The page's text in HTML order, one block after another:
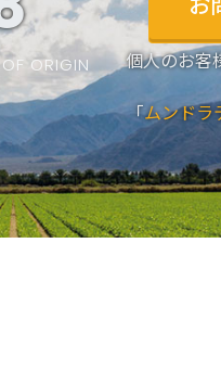
ORIGIN
個人のお客
「ムンドラ